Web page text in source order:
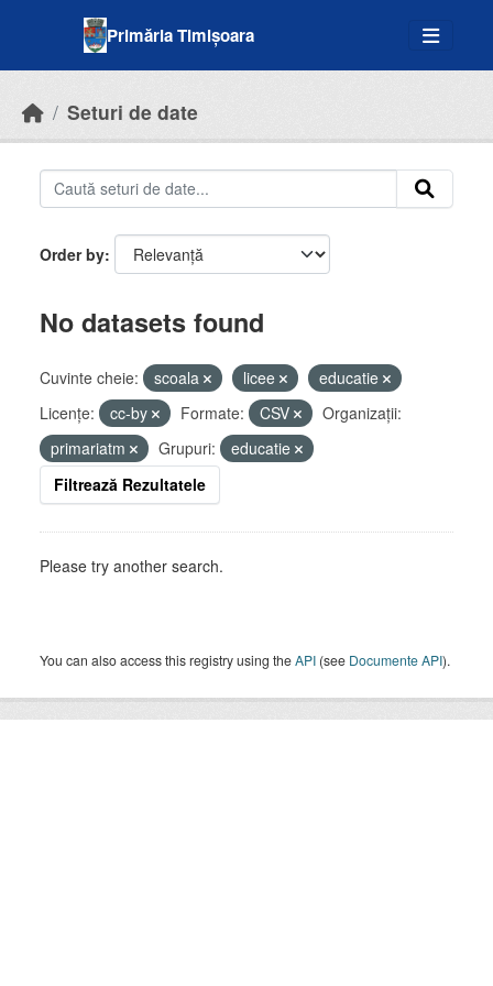
Primăria Timișoara
Seturi de date
Order by
No datasets found
Cuvinte cheie: scoala licee
educatie
Licenţe:
cc-by Formate: CSV
Organizații:
primariatm
Grupuri:
educatie
Filtrează Rezultatele
Please try another search.
You can also access this registry using theAPI (see Documente API).